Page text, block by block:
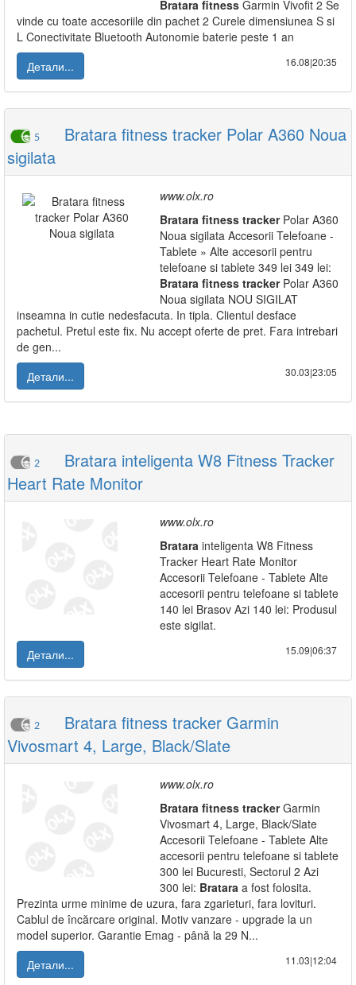
Bratara fitness Garmin Vivofit 2 Se
vinde cu toate accesoriile din pachet 2 Curele dimensiunea S si
L Conectivitate Bluetooth Autonomie baterie peste 1 an
Детали...
16.08|20:35
5
Bratara fitness tracker Polar A360 Noua
sigilata
www.olx.ro
Bratara fitness trackerPolar A360
Noua sigilata Accesorii Telefoane -
Tablete » Alte accesorii pentru
telefoane si tablete 349 lei 349 lei:
Bratara fitness trackerPolar A360
Noua sigilata NOU SIGILAT
inseamna in cutie nedesfacuta. In tipla. Clientul desface
pachetul. Pretul este fix. Nu accept oferte de pret. Fara intrebari
de gen...
Детали...
30.03|23:05
2
Bratara inteligenta W8 Fitness Tracker
Heart Rate Monitor
www.olx.ro
Bratara inteligenta W8 Fitness
Tracker Heart Rate Monitor
Accesorii Telefoane - Tablete Alte
accesorii pentru telefoane si tablete
140 lei Brasov Azi 140 lei: Produsul
este sigilat.
Детали...
15.09|06:37
2
Bratara fitness tracker Garmin
Vivosmart 4, Large, Black/Slate
www.olx.ro
Bratara fitness trackerGarmin
Vivosmart 4, Large, Black/Slate
Accesorii Telefoane - Tablete Alte
accesorii pentru telefoane si tablete
300 lei Bucuresti, Sectorul 2 Azi
300 lei: Bratara a fost folosita.
Prezinta urme minime de uzura, fara zgarieturi, fara lovituri.
Cablul de încărcare original. Motiv vanzare - upgrade la un
model superior. Garantie Emag - până la 29 N...
Детали...
11.03|12:04